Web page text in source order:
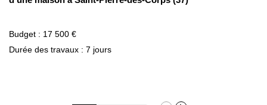
Budget : 17 500 €
Durée des travaux : 7 jours